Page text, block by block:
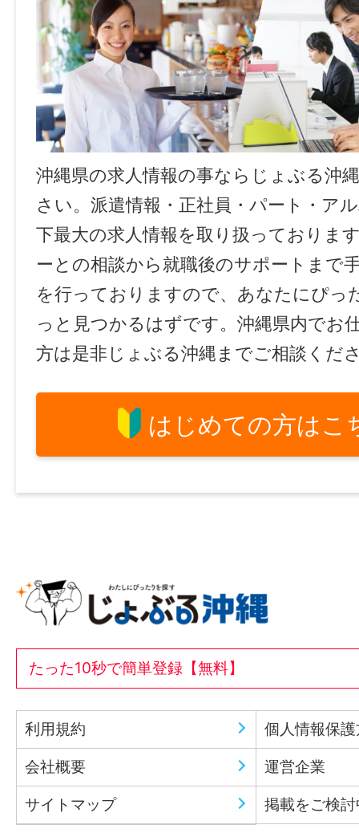
沖縄県の求人情報の事ならじょぶる沖
さい。派遣情報・正社員・パート・ア
下最大の求人情報を取り扱っておりま
ーとの相談から就職後のサポートまで
を行っておりますので、あなたにぴっ
っと見つかるはずです。沖縄県内でお
方は是非じょぶる沖縄までご相談くだ
はじめての方はこ
たった10秒で簡単登録【無料】
利用規約 個人情報保
会社概要 運営企業
サイトマップ 掲載をご検